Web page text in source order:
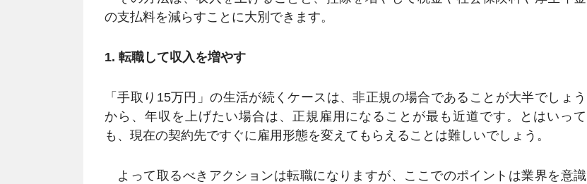
の支払料を減らすことに大別できます。
1. 転職して収入を増やす
「手取り15万円」の生活が続くケースは、非正規の場合であることが大半でしょう
から、年収を上げたい場合は、正規雇用になることが最も近道です。とはいって
も、現在の契約先ですぐに雇用形態を変えてもらえることは難しいでしょう。
よって取るべきアクションは転職になりますが、ここでのポイントは業界を意識